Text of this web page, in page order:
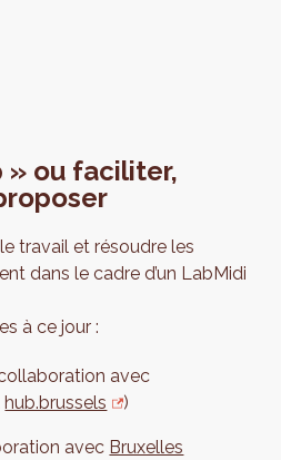
» ou faciliter,
travail et résoudre les
dans le cadre d’un LabMidi
à ce jour :
avec
hub.brussels )
avec Bruxelles